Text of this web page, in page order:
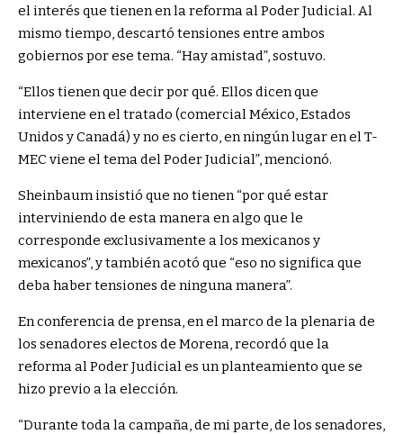
el interés que tienen en la reforma al Poder Judicial. Al
mismo tiempo, descartó tensiones entre ambos
gobiernos por ese tema. “Hay amistad”, sostuvo.
“Ellos tienen que decir por qué. Ellos dicen que
interviene en el tratado (comercial México, Estados
Unidos y Canadá) y no es cierto, en ningún lugar en el T-
MEC viene el tema del Poder Judicial”, mencionó.
Sheinbaum insistió que no tienen “por qué estar
interviniendo de esta manera en algo que le
corresponde exclusivamente a los mexicanos y
mexicanos”, y también acotó que “eso no significa que
deba haber tensiones de ninguna manera”.
En conferencia de prensa, en el marco de la plenaria de
los senadores electos de Morena, recordó que la
reforma al Poder Judicial es un planteamiento que se
hizo previo a la elección.
“Durante toda la campaña, de mi parte, de los senadores,